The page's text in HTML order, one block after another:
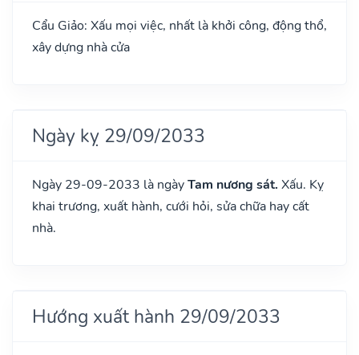
Cẩu Giảo: Xấu mọi việc, nhất là khởi công, động thổ,
xây dựng nhà cửa
Ngày kỵ 29/09/2033
Ngày 29-09-2033 là ngàyTam nương sát. Xấu. Kỵ
khai trương, xuất hành, cưới hỏi, sửa chữa hay cất
nhà.
Hướng xuất hành 29/09/2033